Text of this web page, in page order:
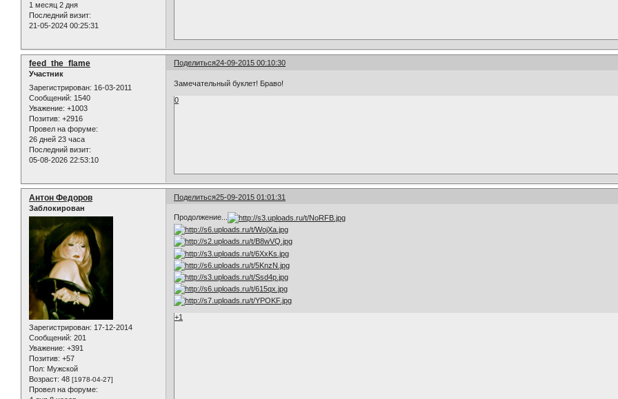
1 месяц 2 дня
Последний визит:
21-05-2024 00:25:31
Поделиться24-09-2015 00:10:30
feed_the_flame
Участник
Зарегистрирован: 16-03-2011
Сообщений: 1540
Уважение: +1003
Позитив: +2916
Провел на форуме:
26 дней 23 часа
Последний визит:
05-08-2026 22:53:10
Замечательный буклет! Браво!
0
Поделиться25-09-2015 01:01:31
Антон Федоров
Заблокирован
Зарегистрирован: 17-12-2014
Сообщений: 201
Уважение: +391
Позитив: +57
Пол: Мужской
Возраст: 48 [1978-04-27]
Провел на форуме:
Продолжение...
+1